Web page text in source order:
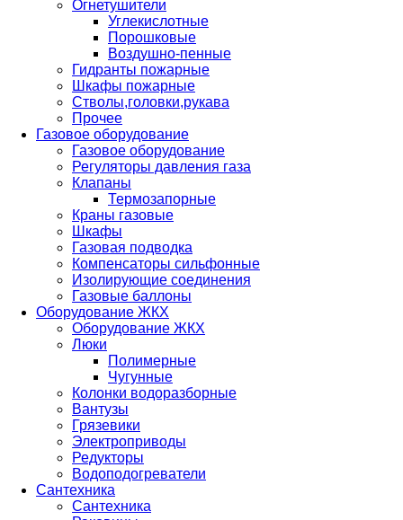
Огнетушители
Углекислотные
Порошковые
Воздушно-пенные
Гидранты пожарные
Шкафы пожарные
Стволы,головки,рукава
Прочее
Газовое оборудование
Газовое оборудование
Регуляторы давления газа
Клапаны
Термозапорные
Краны газовые
Шкафы
Газовая подводка
Компенсаторы сильфонные
Изолирующие соединения
Газовые баллоны
Оборудование ЖКХ
Оборудование ЖКХ
Люки
Полимерные
Чугунные
Колонки водоразборные
Вантузы
Грязевики
Электроприводы
Редукторы
Водоподогреватели
Сантехника
Сантехника